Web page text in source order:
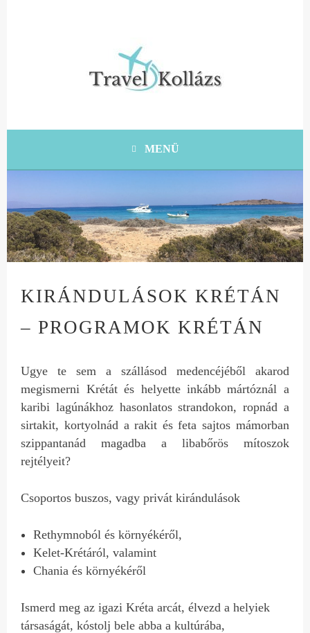
TRAVEL KOLLÁZS
MENÜ
KIRÁNDULÁSOK KRÉTÁN
– PROGRAMOK KRÉTÁN
Ugye te sem a szállásod medencéjéből akarod
megismerni Krétát és helyette inkább mártóznál a
karibi lagúnákhoz hasonlatos strandokon, ropnád a
sirtakit, kortyolnád a rakit és feta sajtos mámorban
szippantanád magadba a libabőrös mítoszok
rejtélyeit?
Csoportos buszos, vagy privát kirándulások
Rethymnoból és környékéről,
Kelet-Krétáról, valamint
Chania és környékéről
Ismerd meg az igazi Kréta arcát, élvezd a helyiek
társaságát, kóstolj bele abba a kultúrába,